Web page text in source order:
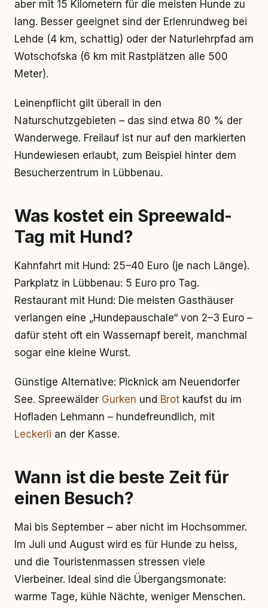
aber mit 15 Kilometern für die meisten Hunde zu
lang. Besser geeignet sind der Erlenrundweg bei
Lehde (4 km, schattig) oder der Naturlehrpfad am
Wotschofska (6 km mit Rastplätzen alle 500
Meter).
Leinenpflicht gilt überall in den
Naturschutzgebieten – das sind etwa 80 % der
Wanderwege. Freilauf ist nur auf den markierten
Hundewiesen erlaubt, zum Beispiel hinter dem
Besucherzentrum in Lübbenau.
Was kostet ein Spreewald-
Tag mit Hund?
Kahnfahrt mit Hund: 25–40 Euro (je nach Länge).
Parkplatz in Lübbenau: 5 Euro pro Tag.
Restaurant mit Hund: Die meisten Gasthäuser
verlangen eine „Hundepauschale“ von 2–3 Euro –
dafür steht oft ein Wassernapf bereit, manchmal
sogar eine kleine Wurst.
Günstige Alternative: Picknick am Neuendorfer
See. Spreewälder Gurken und Brot kaufst du im
Hofladen Lehmann – hundefreundlich, mit
Leckerli an der Kasse.
Wann ist die beste Zeit für
einen Besuch?
Mai bis September – aber nicht im Hochsommer.
Im Juli und August wird es für Hunde zu heiss,
und die Touristenmassen stressen viele
Vierbeiner. Ideal sind die Übergangsmonate:
warme Tage, kühle Nächte, weniger Menschen.